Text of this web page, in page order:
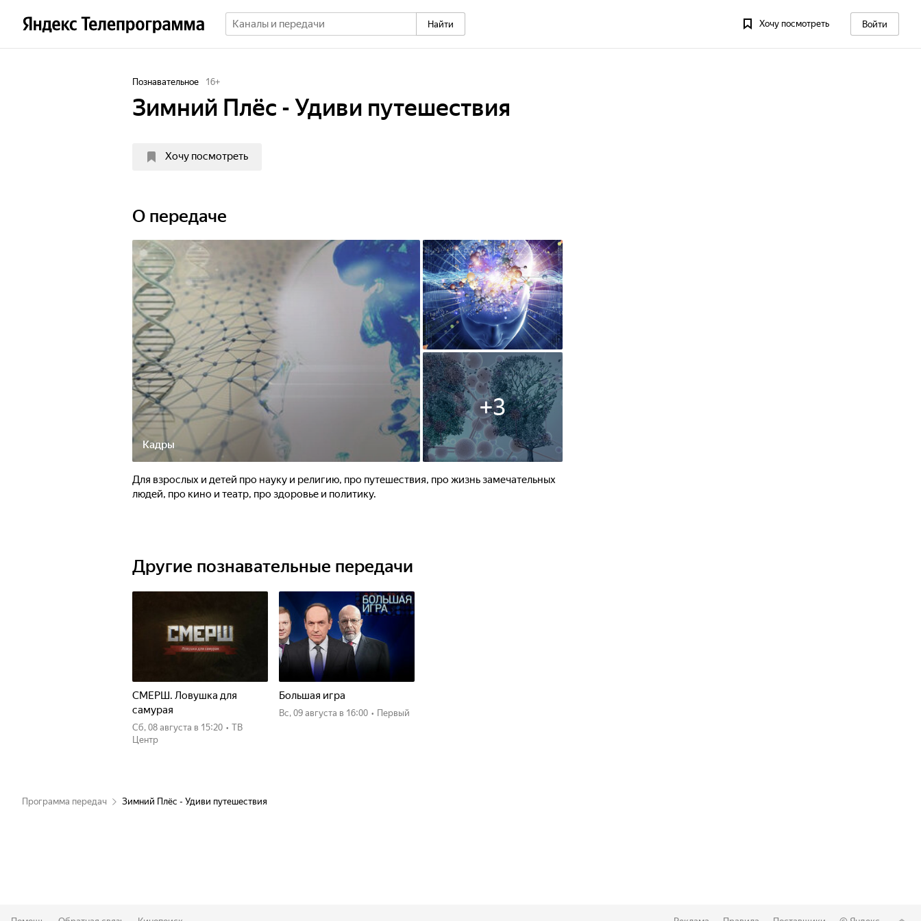
Найти Хочу посмотреть Войти
Познавательное 16+
Зимний Плёс - Удиви путешествия
Хочу посмотреть
О передаче
Кадры
+3
Для взрослых и детей про науку и религию, про путешествия, про жизнь замечательных
людей, про кино и театр, про здоровье и политику.
Другие познавательные передачи
СМЕРШ. Ловушка для
самурая
сб, 08 августа в 15:20 • ТВ
Центр
Большая игра
вс, 09 августа в 16:00 • Первый
Программа передач Зимний Плёс - Удиви путешествия